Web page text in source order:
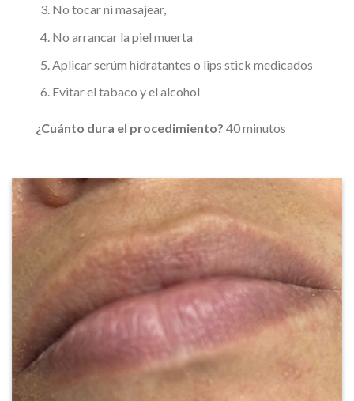
No tocar ni masajear,
No arrancar la piel muerta
Aplicar serúm hidratantes o lips stick medicados
Evitar el tabaco y el alcohol
¿Cuánto dura el procedimiento? 40 minutos